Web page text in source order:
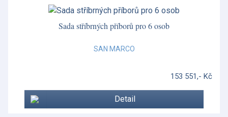
Sada stříbrných příborů pro 6 osob
SAN MARCO
153 551,- Kč
Detail
Cuckoo
Cumbrae
Dárkové poukazy
Decó
Doplňky k příborům